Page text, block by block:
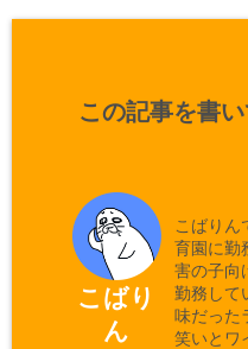
この記事を書
こばり
ん
こばりん
育園に勤
害の子向
勤務して
味だった
笑いとワ